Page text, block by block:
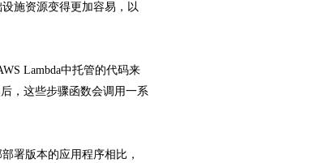
施资源变得更加容易，以
Lambda中托管的代码来
，这些步骤函数会调用一系
署版本的应用程序相比，